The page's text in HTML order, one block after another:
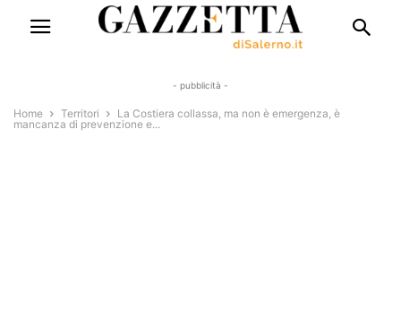
- pubblicità -
Home Territori
La Costiera collassa, ma non è emergenza, è
mancanza di prevenzione e...